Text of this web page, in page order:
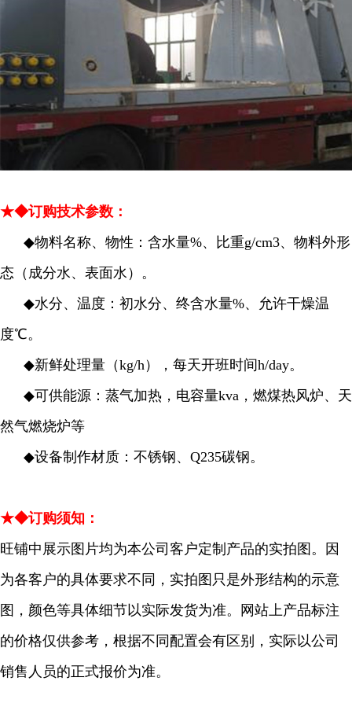
★◆订购技术参数：
◆物料名称、物性：含水量%、比重g/cm3、物料外形
态（成分水、表面水）。
◆水分、温度：初水分、终含水量%、允许干燥温
度℃。
◆新鲜处理量（kg/h），每天开班时间h/day。
◆可供能源：蒸气加热，电容量kva，燃煤热风炉、天
然气燃烧炉等
◆设备制作材质：不锈钢、Q235碳钢。
★◆订购须知：
旺铺中展示图片均为本公司客户定制产品的实拍图。因
为各客户的具体要求不同，实拍图只是外形结构的示意
图，颜色等具体细节以实际发货为准。网站上产品标注
的价格仅供参考，根据不同配置会有区别，实际以公司
销售人员的正式报价为准。